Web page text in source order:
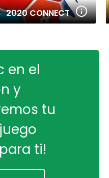
2020 CONNECT
en el
y
tu
ti!